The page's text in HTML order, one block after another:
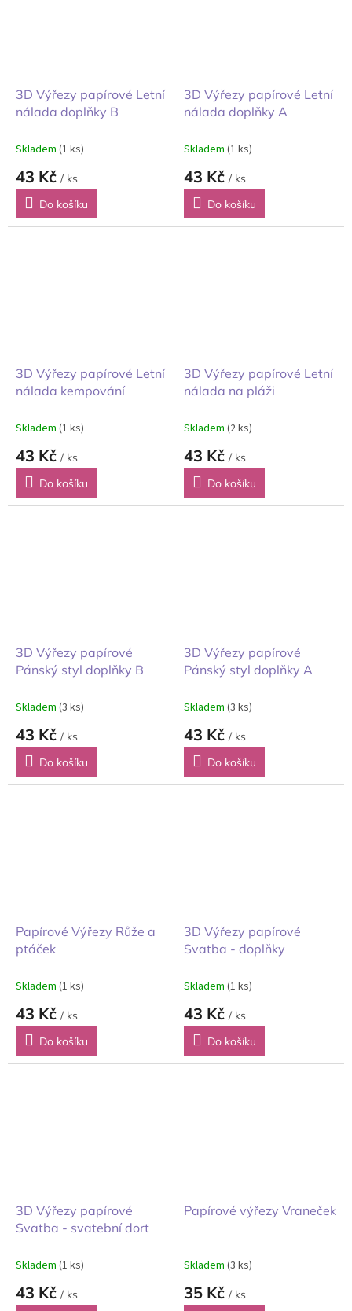
3D Výřezy papírové Letní
nálada doplňky B
Skladem (1 ks)
43 Kč / ks
Do košíku
3D Výřezy papírové Letní
nálada doplňky A
Skladem (1 ks)
43 Kč / ks
Do košíku
3D Výřezy papírové Letní
nálada kempování
Skladem (1 ks)
43 Kč / ks
Do košíku
3D Výřezy papírové Letní
nálada na pláži
Skladem (2 ks)
43 Kč / ks
Do košíku
3D Výřezy papírové
Pánský styl doplňky B
Skladem (3 ks)
43 Kč / ks
Do košíku
3D Výřezy papírové
Pánský styl doplňky A
Skladem (3 ks)
43 Kč / ks
Do košíku
Papírové Výřezy Růže a
ptáček
Skladem (1 ks)
43 Kč / ks
Do košíku
3D Výřezy papírové
Svatba - doplňky
Skladem (1 ks)
43 Kč / ks
Do košíku
3D Výřezy papírové
Svatba - svatební dort
Skladem (1 ks)
43 Kč / ks
Papírové výřezy Vraneček
Skladem (3 ks)
35 Kč / ks